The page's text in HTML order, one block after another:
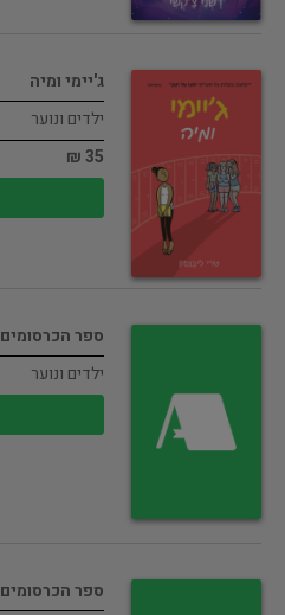
ג'יימי ומיה
ילדים ונוער
35 ₪
ספר הכרסומים
ילדים ונוער
ספר הכרסומים